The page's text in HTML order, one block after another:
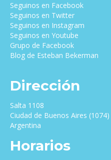
Seguinos en Facebook
Seguinos en Twitter
Seguinos en Instagram
Seguinos en Youtube
Grupo de Facebook
Blog de Esteban Bekerman
Dirección
Salta 1108
Ciudad de Buenos Aires (1074)
Argentina
Horarios